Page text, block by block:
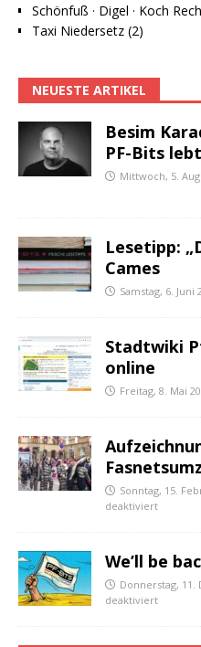
Schönfuß · Digel · Koch
Taxi Niedersetz (2)
NEUESTE ARTIKEL
Besim
PF-Bits
Mittwoch, 5.
Lesetipp:
Cames
Samstag, 6. Juni
Stadtwiki
online
Freitag, 8. Mai
Sonntag, 15.
deaktiviert
We’ll be
Donnerstag, 11.
deaktiviert